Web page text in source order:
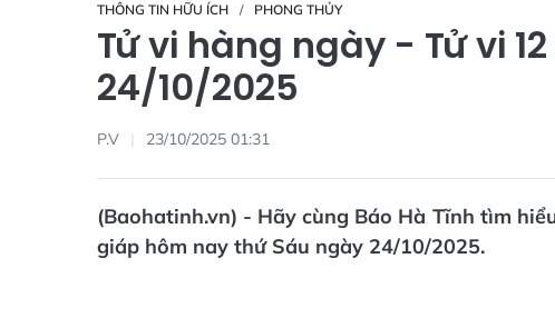
THÔNG TIN HỮU ÍCH PHONG THỦY
Tử vi hàng ngày - Tử vi
24/10/2025
P.V 23/10/2025 01:31
(Baohatinh.vn) - Hãy cùng Báo Hà Tĩnh tìm
giáp hôm nay thứ Sáu ngày 24/10/2025.